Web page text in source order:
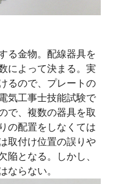
る金物。配線器具を
によって決まる。実
るので、プレートの
気工事士技能試験で
で、複数の器具を取
の配置をしなくては
取付け位置の誤りや
陥となる。しかし、
ならない。